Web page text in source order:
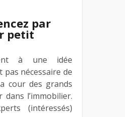
par
petit
à une idée
pas nécessaire de
cour des grands
l’immobilier.
(intéressés)